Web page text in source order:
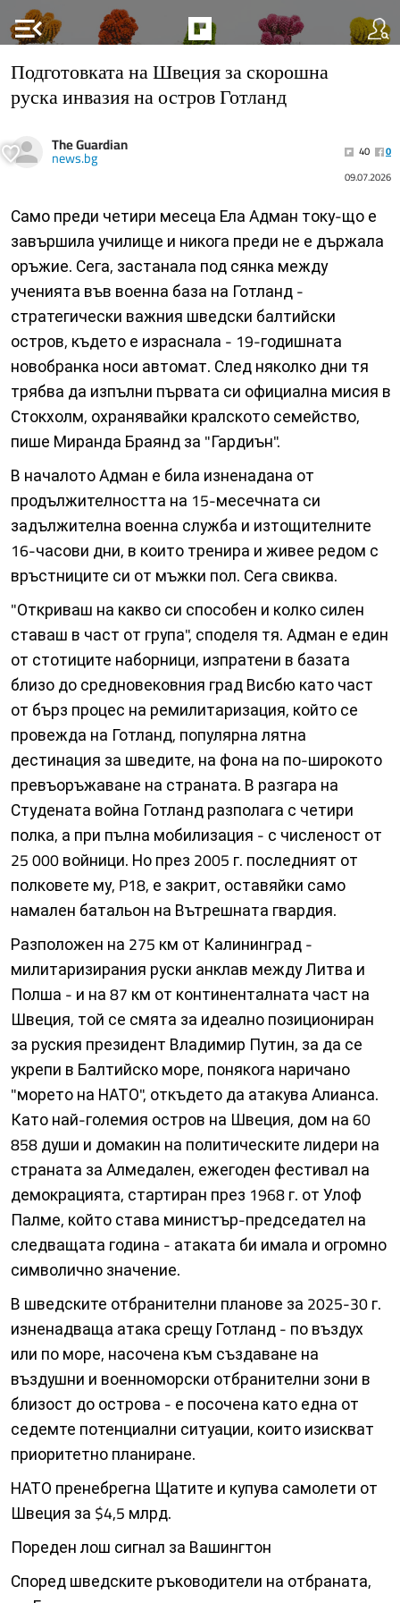
menu_open
Подготовката на Швеция за скорошна
руска инвазия на остров Готланд
The Guardian
news.bg 40
0
09.07.2026
Само преди четири месеца Ела Адман току-що е
завършила училище и никога преди не е държала
оръжие. Сега, застанала под сянка между
ученията във военна база на Готланд -
стратегически важния шведски балтийски
остров, където е израснала - 19-годишната
новобранка носи автомат. След няколко дни тя
трябва да изпълни първата си официална мисия в
Стокхолм, охранявайки кралското семейство,
пише Миранда Браянд за "Гардиън".
В началото Адман е била изненадана от
продължителността на 15-месечната си
задължителна военна служба и изтощителните
16-часови дни, в които тренира и живее редом с
връстниците си от мъжки пол. Сега свиква.
"Откриваш на какво си способен и колко силен
ставаш в част от група", споделя тя. Адман е един
от стотиците наборници, изпратени в базата
близо до средновековния град Висбю като част
от бърз процес на ремилитаризация, който се
провежда на Готланд, популярна лятна
дестинация за шведите, на фона на по-широкото
превъоръжаване на страната. В разгара на
Студената война Готланд разполага с четири
полка, а при пълна мобилизация - с численост от
25 000 войници. Но през 2005 г. последният от
полковете му, P18, е закрит, оставяйки само
намален батальон на Вътрешната гвардия.
Разположен на 275 км от Калининград -
милитаризирания руски анклав между Литва и
Полша - и на 87 км от континенталната част на
Швеция, той се смята за идеално позициониран
за руския президент Владимир Путин, за да се
укрепи в Балтийско море, понякога наричано
"морето на НАТО", откъдето да атакува Алианса.
Като най-големия остров на Швеция, дом на 60
858 души и домакин на политическите лидери на
страната за Алмедален, ежегоден фестивал на
демокрацията, стартиран през 1968 г. от Улоф
Палме, който става министър-председател на
следващата година - атаката би имала и огромно
символично значение.
В шведските отбранителни планове за 2025-30 г.
изненадваща атака срещу Готланд - по въздух
или по море, насочена към създаване на
въздушни и военноморски отбранителни зони в
близост до острова - е посочена като една от
седемте потенциални ситуации, които изискват
приоритетно планиране.
НАТО пренебрегна Щатите и купува самолети от
Швеция за $4,5 млрд.
Пореден лош сигнал за Вашингтон
Според шведските ръководители на отбраната,